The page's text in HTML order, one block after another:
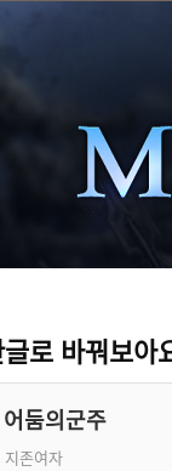
로 바꿔보아
어둠의군주
지존여자